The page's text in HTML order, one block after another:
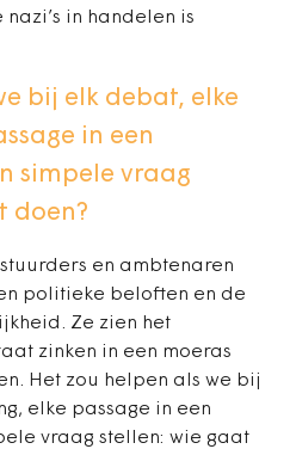
in handelen is
bij elk debat, elke
in een
simpele vraag
doen?
en ambtenaren
politieke beloften en de
Ze zien het
zinken in een moeras
Het zou helpen als we bij
elke passage in een
vraag stellen: wie gaat